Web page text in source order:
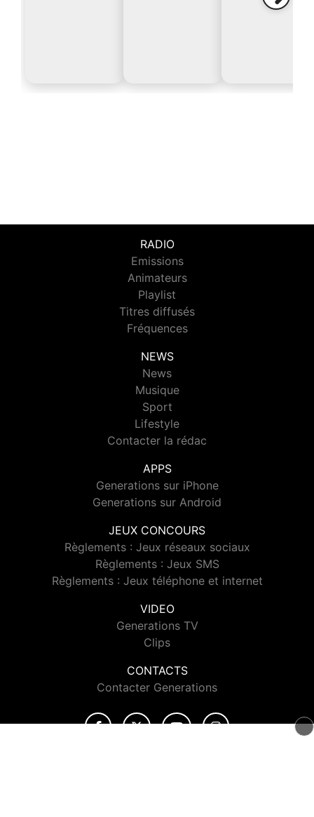
RADIO
Emissions
Animateurs
Playlist
Titres diffusés
Fréquences
NEWS
News
Musique
Sport
Lifestyle
Contacter la rédac
APPS
Generations sur iPhone
Generations sur Android
JEUX CONCOURS
Règlements : Jeux réseaux sociaux
Règlements : Jeux SMS
Règlements : Jeux téléphone et internet
VIDEO
Generations TV
Clips
CONTACTS
Contacter Generations